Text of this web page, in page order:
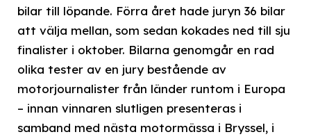
bilar till löpande. Förra året hade juryn 36 bilar
att välja mellan, som sedan kokades ned till sju
finalister i oktober. Bilarna genomgår en rad
olika tester av en jury bestående av
motorjournalister från länder runtom i Europa
– innan vinnaren slutligen presenteras i
samband med nästa motormässa i Bryssel, i